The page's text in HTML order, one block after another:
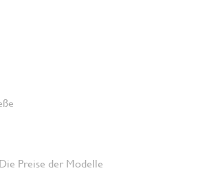
Preise der Modelle